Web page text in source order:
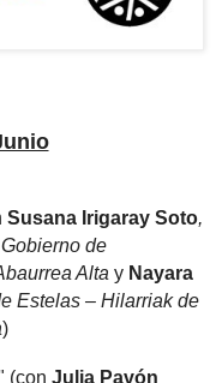
Susana Irigaray Soto,
de
Alta y Nayara
Estelas – Hilarriak de
)
(con Julia Pavón